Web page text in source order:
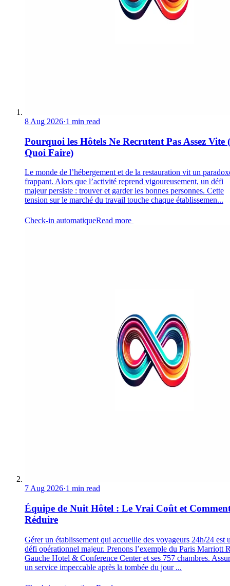
8 Aug 2026·1 min read
Pourquoi les Hôtels Ne Recrutent Pas Assez Vite
Quoi Faire)
Le monde de l’hébergement et de la restauration vit un
frappant. Alors que l’activité reprend vigoureusement, un défi
majeur persiste : trouver et garder les bonnes personnes. Cette
tension sur le marché du travail touche chaque établissemen...
Check-in automatiqueRead more
7 Aug 2026·1 min read
Équipe de Nuit Hôtel : Le Vrai Coût et
Réduire
Gérer un établissement qui accueille des voyageurs 24h/24 est
défi opérationnel majeur. Prenons l’exemple du Paris Marriott
Gauche Hotel & Conference Center et ses 757 chambres.
un service impeccable après la tombée du jour ...